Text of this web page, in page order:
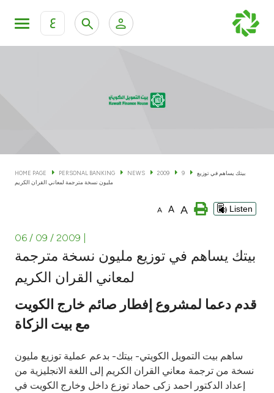
ع
KFH Online Corporate Banking Services
Cards
Banking Tiers
Investment
Tools & Services
After Sales Services
HOME PAGE PERSONAL BANKING NEWS 2009 9
بيتك يساهم في توزيع
مليون نسخة مترجمة لمعاني القران الكريم
A A A Listen
06 / 09 / 2009
بيتك يساهم في توزيع مليون نسخة مترجمة
لمعاني القران الكريم
قدم دعما لمشروع إفطار صائم خارج الكويت
مع بيت الزكاة
ساهم بيت التمويل الكويتي- بيتك- بدعم عملية توزيع مليون
نسخة من ترجمة معاني القران الكريم إلى اللغة الانجليزية من
إعداد الدكتور احمد زكى حماد توزع داخل وخارج الكويت في